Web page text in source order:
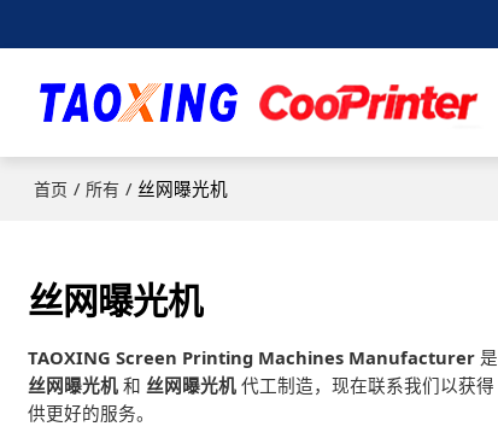
首页 / 所有 / 丝网曝光机
丝网曝光机
TAOXING Screen Printing Machines Manufacturer 是
丝网曝光机 和 丝网曝光机 代工制造，现在联系我们以获得
供更好的服务。